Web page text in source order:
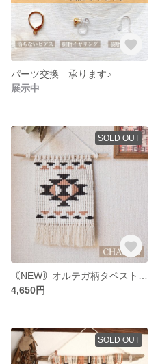
パーツ交換 承ります♪
展示中
SOLD OUT
4,650円
SOLD OUT